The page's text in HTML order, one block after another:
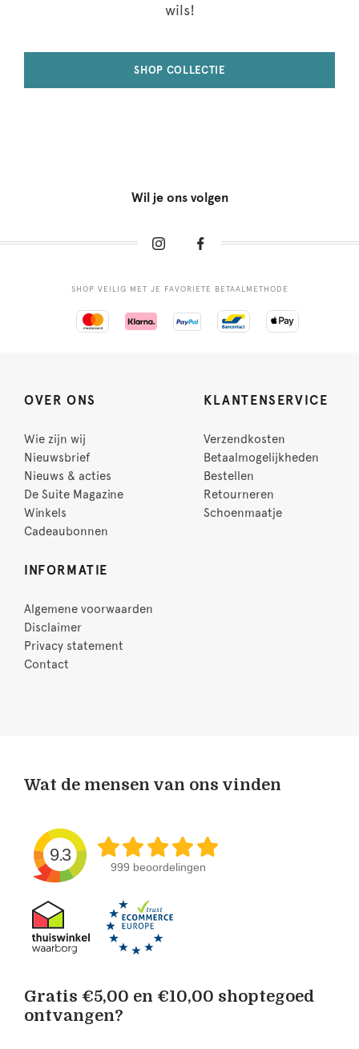
wils!
SHOP COLLECTIE
Wil je ons volgen
SHOP VEILIG MET JE FAVORIETE BETAALMETHODE
OVER ONS
Wie zijn wij
Nieuwsbrief
Nieuws & acties
De Suite Magazine
Winkels
Cadeaubonnen
KLANTENSERVICE
Verzendkosten
Betaalmogelijkheden
Bestellen
Retourneren
Schoenmaatje
INFORMATIE
Algemene voorwaarden
Disclaimer
Privacy statement
Contact
Wat de mensen van ons vinden
9.3
999 beoordelingen
Gratis €5,00 en €10,00 shoptegoed
ontvangen?